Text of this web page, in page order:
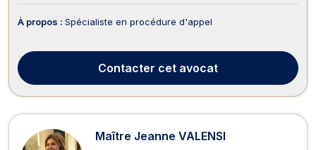
À propos : Spécialiste en procédure d'appel
Contacter cet avocat
Maître Jeanne VALENSI